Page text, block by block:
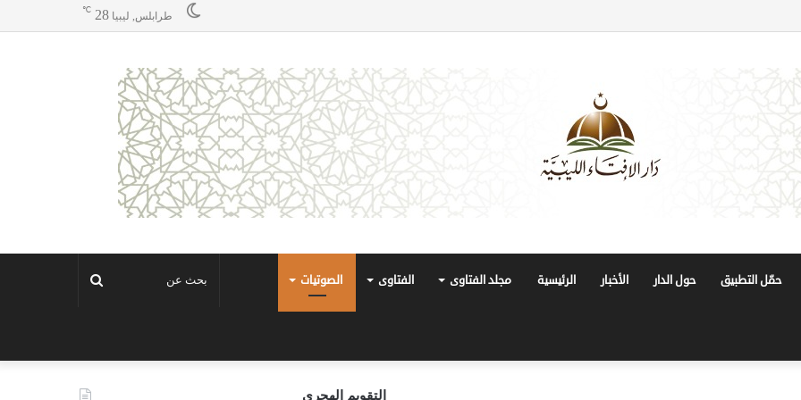
طرابلس, ليبيا 28
℃
حمّل التطبيق حول الدار الأخبار الرئيسية مجلد الفتاوى الفتاوى الصوتيات
التقويم الهجري